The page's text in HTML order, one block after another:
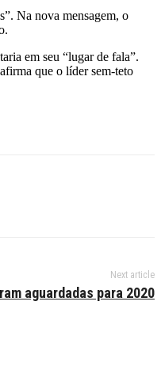
Na nova mensagem, o
em seu “lugar de fala”.
que o líder sem-teto
Next article
aguardadas para 2020